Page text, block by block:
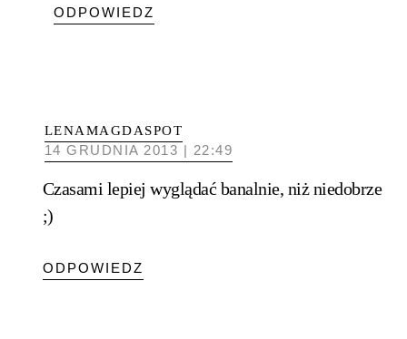
ODPOWIEDZ
LENAMAGDASPOT
14 GRUDNIA 2013 | 22:49
Czasami lepiej wyglądać banalnie, niż niedobrze
;)
ODPOWIEDZ